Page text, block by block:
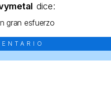
dice:
gran esfuerzo